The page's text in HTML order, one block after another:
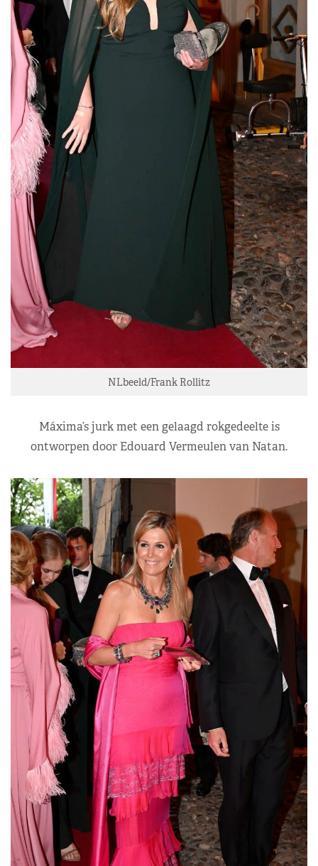
NLbeeld/Frank Rollitz
Máxima’s jurk met een gelaagd rokgedeelte is
ontworpen door Edouard Vermeulen van Natan.